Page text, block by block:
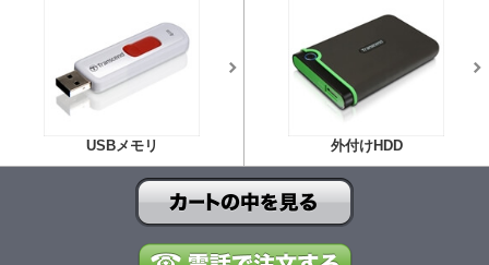
USBメモリ 外付けHDD